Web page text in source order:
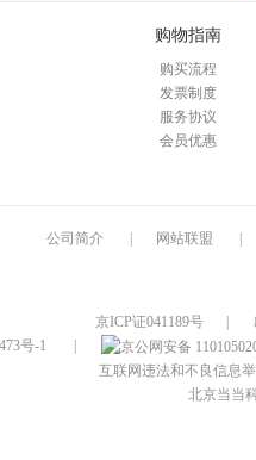
购物指南
购买流程
发票制度
服务协议
会员优惠
公司简介 网站联盟
京ICP证041189号
号-1
互联网违法和不良信息举
北京当当